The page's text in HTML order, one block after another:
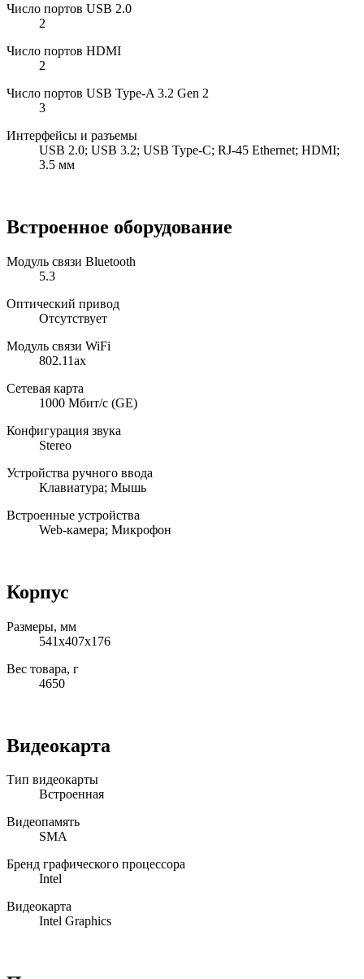
Число портов USB 2.0
2
Число портов HDMI
2
Число портов USB Type-A 3.2 Gen 2
3
Интерфейсы и разъемы
USB 2.0; USB 3.2; USB Type-C; RJ-45 Ethernet; HDMI;
3.5 мм
Встроенное оборудование
Модуль связи Bluetooth
5.3
Оптический привод
Отсутствует
Модуль связи WiFi
802.11ax
Сетевая карта
1000 Мбит/с (GE)
Конфигурация звука
Stereo
Устройства ручного ввода
Клавиатура; Мышь
Встроенные устройства
Web-камера; Микрофон
Корпус
Размеры, мм
541x407x176
Вес товара, г
4650
Видеокарта
Тип видеокарты
Встроенная
Видеопамять
SMA
Бренд графического процессора
Intel
Видеокарта
Intel Graphics